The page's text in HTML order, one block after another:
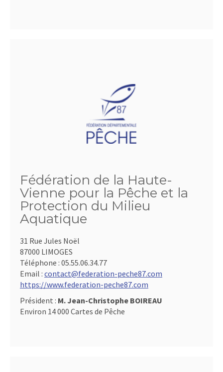
Fédération de la Haute-
Vienne pour la Pêche et la
Protection du Milieu
Aquatique
31 Rue Jules Noël
87000 LIMOGES
Téléphone : 05.55.06.34.77
Email : contact@federation-peche87.com
https://www.federation-peche87.com
Président : M. Jean-Christophe BOIREAU
Environ 14 000 Cartes de Pêche